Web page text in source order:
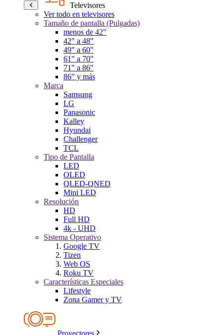
Televisores
Ver todo en televisores
Tamaño de pantalla (Pulgadas)
menos de 42"
42" a 48"
49" a 60"
61" a 70"
71" a 86"
86" y más
Marca
Samsung
LG
Panasonic
Kalley
Hyundai
Challenger
TCL
Tipo de Pantalla
LED
OLED
QLED-QNED
Mini LED
Resolución
HD
Full HD
4k - UHD
Sistema Operativo
Google TV
Tizen
Web OS
Roku TV
Características Especiales
Lifestyle
Zona Gamer y TV
Proyectores